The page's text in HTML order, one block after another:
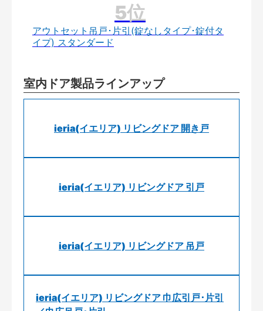
アウトセット吊戸･片引(錠なしタイプ･錠付タ
イプ) スタンダード
室内ドア製品ラインアップ
ieria(イエリア) リビングドア 開き戸
ieria(イエリア) リビングドア 引戸
ieria(イエリア) リビングドア 吊戸
ieria(イエリア) リビングドア 巾広引戸･片引